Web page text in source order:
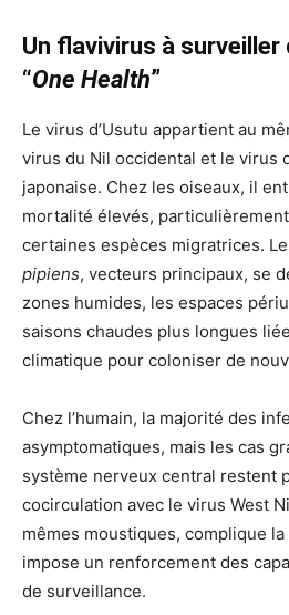
Un flavivirus à surveiller
“One Health”
Le virus d’Usutu appartient au
virus du Nil occidental et le virus
japonaise. Chez les oiseaux, il
mortalité élevés,
certaines espèces migratrices.
pipiens, vecteurs principaux, se
zones humides, les espaces
saisons chaudes plus longues
climatique pour coloniser de
Chez l’humain, la majorité des
asymptomatiques, mais les cas
système nerveux central restent
cocirculation avec le virus West
mêmes moustiques, complique
impose un renforcement des
de surveillance.